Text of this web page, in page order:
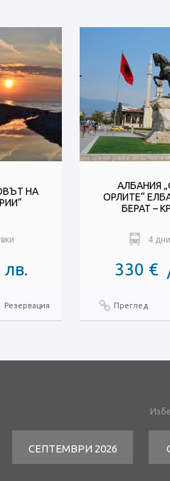
НА
Резервация
АЛБАНИЯ
ОРЛИТЕ“
БЕРАТ –
4
330 €
Преглед
СЕПТЕМВРИ 2026